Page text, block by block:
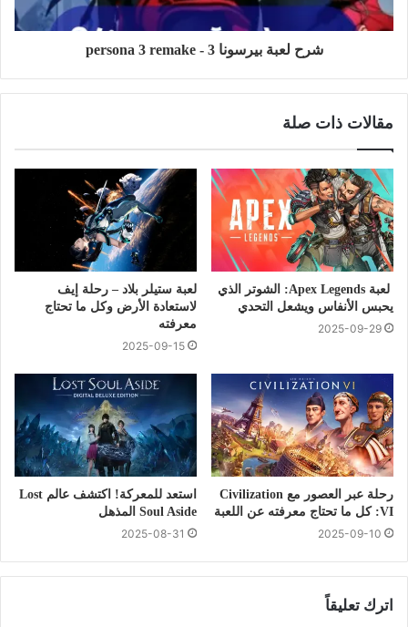
شرح لعبة بيرسونا 3 - persona 3 remake
مقالات ذات صلة
لعبة Apex Legends: الشوتر الذي
يحبس الأنفاس ويشعل التحدي
2025-09-29
لعبة ستيلر بلاد – رحلة إيف
لاستعادة الأرض وكل ما تحتاج
معرفته
2025-09-15
رحلة عبر العصور مع Civilization
VI: كل ما تحتاج معرفته عن اللعبة
2025-09-10
استعد للمعركة! اكتشف عالم Lost
Soul Aside المذهل
2025-08-31
اترك تعليقاً